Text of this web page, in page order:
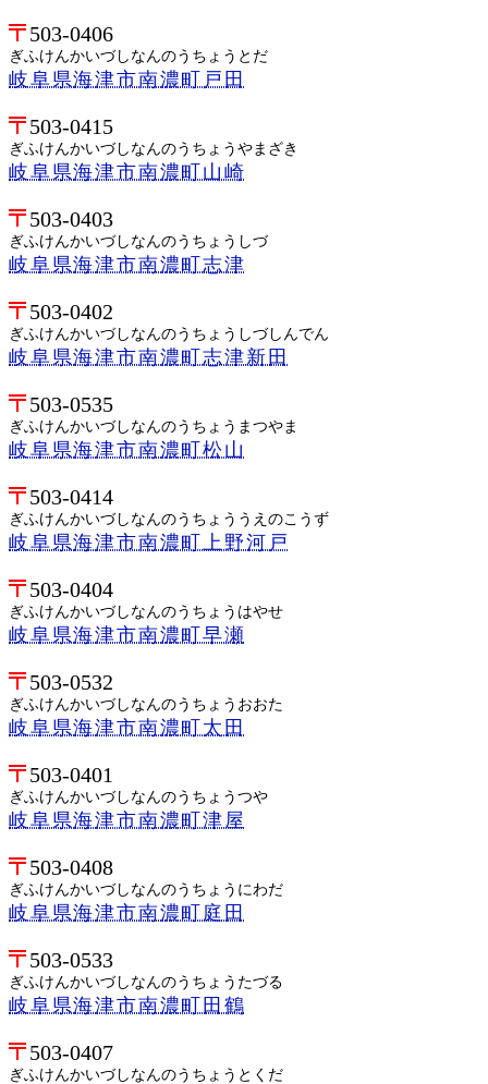
503-0406
ぎふけんかいづしなんのうちょうとだ
岐阜県海津市南濃町戸田
503-0415
ぎふけんかいづしなんのうちょうやまざき
岐阜県海津市南濃町山崎
503-0403
ぎふけんかいづしなんのうちょうしづ
岐阜県海津市南濃町志津
503-0402
ぎふけんかいづしなんのうちょうしづしんでん
岐阜県海津市南濃町志津新田
503-0535
ぎふけんかいづしなんのうちょうまつやま
岐阜県海津市南濃町松山
503-0414
ぎふけんかいづしなんのうちょううえのこうず
岐阜県海津市南濃町上野河戸
503-0404
ぎふけんかいづしなんのうちょうはやせ
岐阜県海津市南濃町早瀬
503-0532
ぎふけんかいづしなんのうちょうおおた
岐阜県海津市南濃町太田
503-0401
ぎふけんかいづしなんのうちょうつや
岐阜県海津市南濃町津屋
503-0408
ぎふけんかいづしなんのうちょうにわだ
岐阜県海津市南濃町庭田
503-0533
ぎふけんかいづしなんのうちょうたづる
岐阜県海津市南濃町田鶴
503-0407
ぎふけんかいづしなんのうちょうとくだ